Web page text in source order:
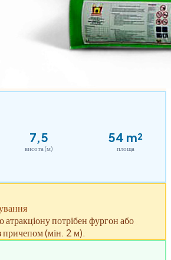
7,5
висота (м)
54 m²
площа
атракціону потрібен фургон або
причепом (мін. 2 м).